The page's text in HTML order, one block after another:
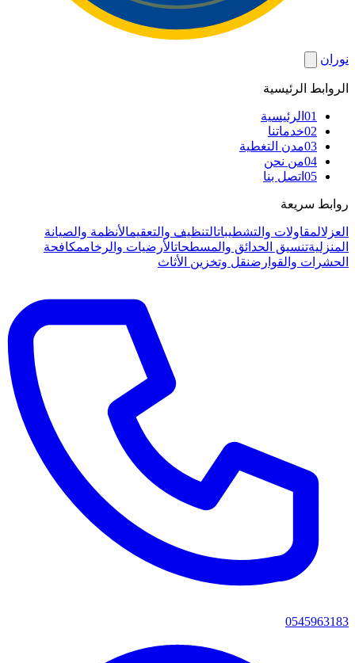
نوران
الروابط الرئيسية
01 الرئيسية
02خدماتنا
03مدن التغطية
04من نحن
05 اتصل بنا
روابط سريعة
العزلالمقاولات والتشطيباتالتنظيف والتعقيمالأنظمة والصيانة
المنزليةتنسيق الحدائق والمسطحاتالأرضيات والرخاممكافحة
الحشرات والقوارضنقل وتخزين الأثاث
0545963183